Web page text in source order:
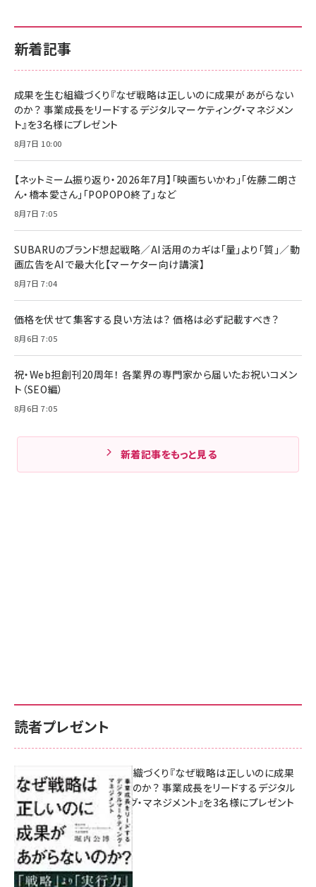
新着記事
成果を生む組織づくり『なぜ戦略は正しいのに成果があがらない
のか？ 事業成長をリードするデジタルマーケティング・マネジメン
ト』を3名様にプレゼント
8月7日 10:00
【ネットミーム振り返り・2026年7月】「映画ちいかわ」「佐藤二朗さ
ん・橋本愛さん」「POPOPO終了」など
8月7日 7:05
SUBARUのブランド想起戦略／AI活用のカギは「量」より「質」／動
画広告をAIで最大化【マーケター向け講演】
8月7日 7:04
価格を伏せて集客する良い方法は？ 価格は必ず記載すべき？
8月6日 7:05
祝・Web担創刊20周年！ 各業界の専門家から届いたお祝いコメン
ト（SEO編）
8月6日 7:05
新着記事をもっと見る
読者プレゼント
成果を生む組織づくり『なぜ戦略は正しいのに成果
があがらないのか？ 事業成長をリードするデジタル
マーケティング・マネジメント』を3名様にプレゼント
8月7日 10:00